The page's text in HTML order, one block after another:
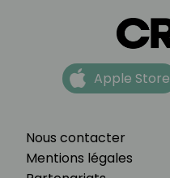
Nous contacter
Mentions légales
Apple Store